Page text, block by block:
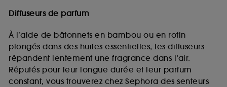
Diffuseurs de parfum
À l’aide de bâtonnets en bambou ou en rotin
plongés dans des huiles essentielles, les diffuseurs
répandent lentement une fragrance dans l’air.
Réputés pour leur longue durée et leur parfum
constant, vous trouverez chez Sephora des senteurs